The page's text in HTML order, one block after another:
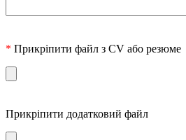
* Прикріпити файл з CV або резюме
Прикріпити додатковий файл